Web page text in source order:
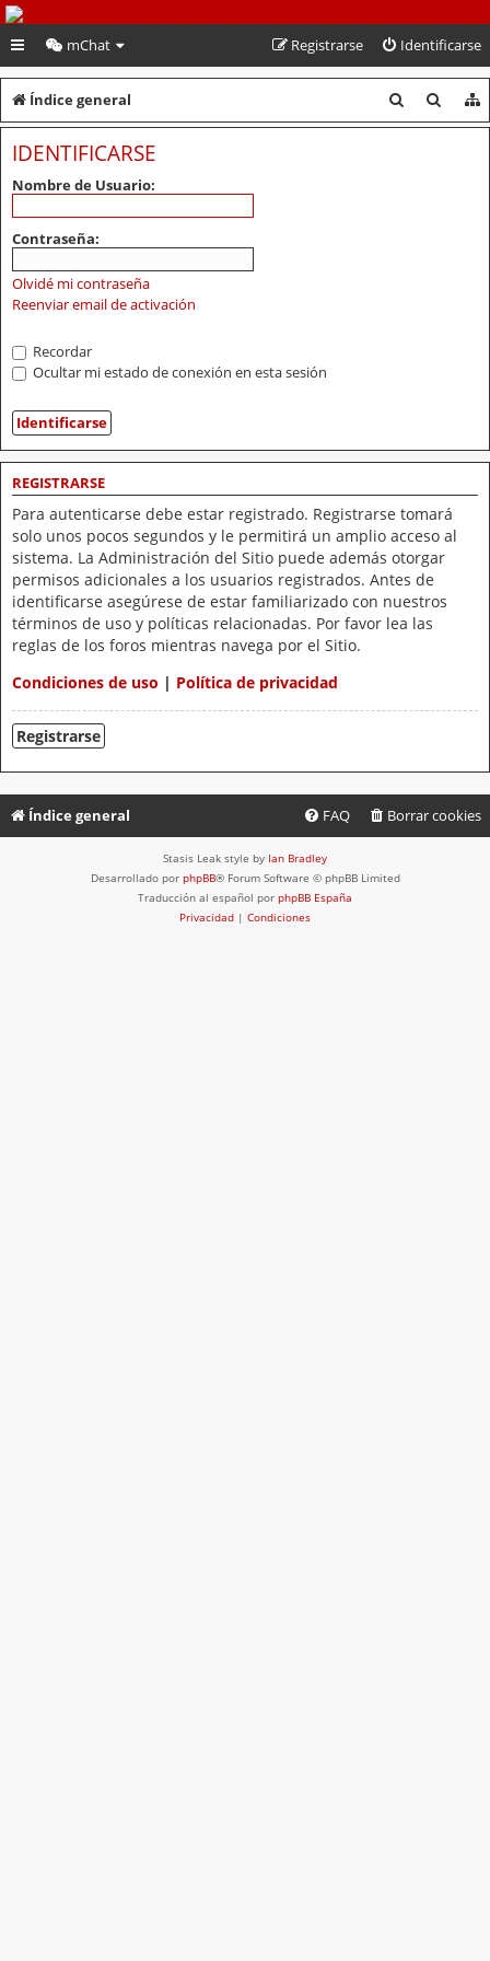
PeruVoley.com
mChat Identificarse
Registrarse
Índice general
u
u
IDENTIFICARSE
Nombre de Usuario:
Contraseña:
Olvidé mi contraseña
Reenviar email de activación
Recordar
Ocultar mi estado de conexión en esta sesión
REGISTRARSE
Para autenticarse debe estar registrado. Registrarse tomará
solo unos pocos segundos y le permitirá un amplio acceso al
sistema. La Administración del Sitio puede además otorgar
permisos adicionales a los usuarios registrados. Antes de
identificarse asegúrese de estar familiarizado con nuestros
términos de uso y políticas relacionadas. Por favor lea las
reglas de los foros mientras navega por el Sitio.
Condiciones de uso | Política de privacidad
Registrarse
Índice general Borrar cookies
FAQ
Stasis Leak style by Ian Bradley
Desarrollado por phpBB® Forum Software © phpBB Limited
Traducción al español por phpBB España
Privacidad | Condiciones